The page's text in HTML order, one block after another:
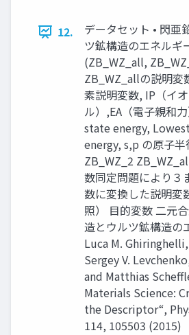
12.
データセット • 閃亜
ツ鉱構造のエネルギ
(ZB_WZ_all,
ZB_WZ_allの説明変
素説明変数, IP（イ
ル）,EA（電子親和
state energy,
energy, s,p の原子
ZB_WZ_2
数同定問題により３
数に変換した説明変
照） 目的変数 二元
造とウルツ鉱構造の
Luca M.
Sergey V.
and Matthias
Materials Science:
the Descriptor“,
114, 105503 (2015)